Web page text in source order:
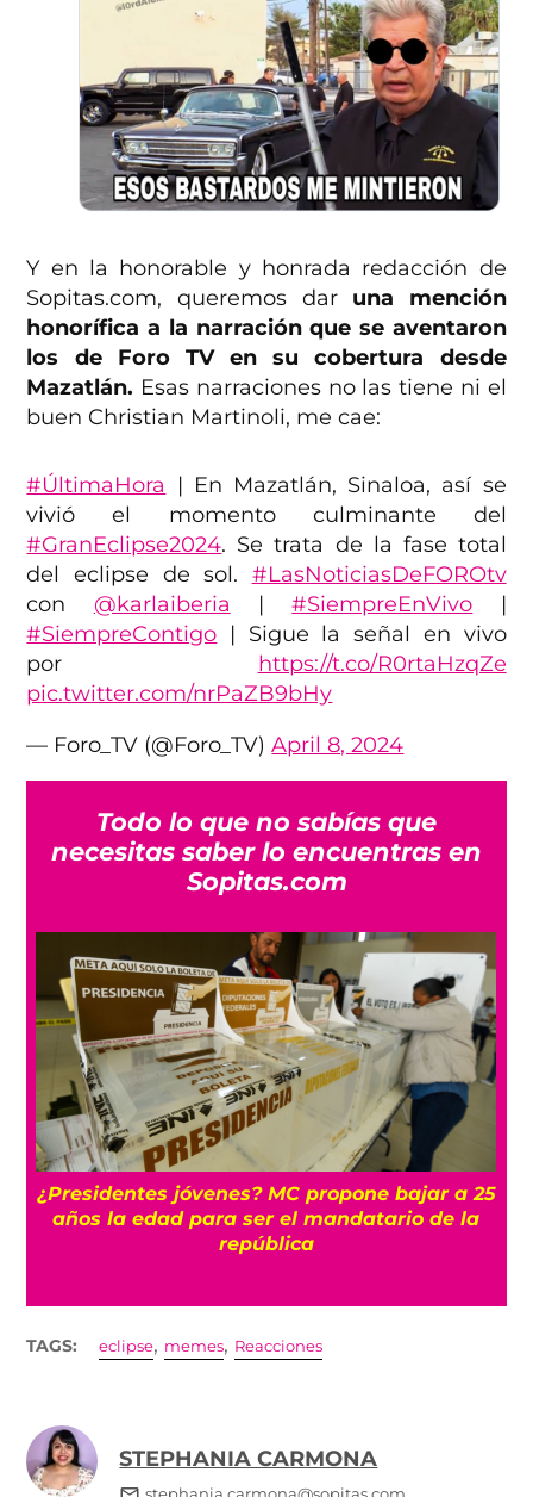
Y en la honorable y honrada redacción de
Sopitas.com, queremos dar una mención
honorífica a la narración que se aventaron
los de Foro TV en su cobertura desde
Mazatlán. Esas narraciones no las tiene ni el
buen Christian Martinoli, me cae:
#ÚltimaHora
| En Mazatlán, Sinaloa, así se
vivió el momento culminante del
#GranEclipse2024. Se trata de la fase total
del eclipse de sol. #LasNoticiasDeFOROtv
con @karlaiberia |#SiempreEnVivo |
#SiempreContigo | Sigue la señal en vivo
por https://t.co/R0rtaHzqZe
pic.twitter.com/nrPaZB9bHy
— Foro_TV (@Foro_TV)April 8, 2024
Todo lo que no sabías que
necesitas saber lo encuentras en
Sopitas.com
¡Apúntale bien! Así puedes recuperar tu línea
telefónica si no realizaste el registro a
tiempo
TAGS: eclipse, memes, Reacciones
STEPHANIA CARMONA